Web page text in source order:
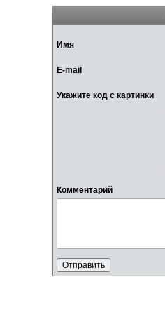
Имя
E-mail
Укажите код с картинки
Комментарий